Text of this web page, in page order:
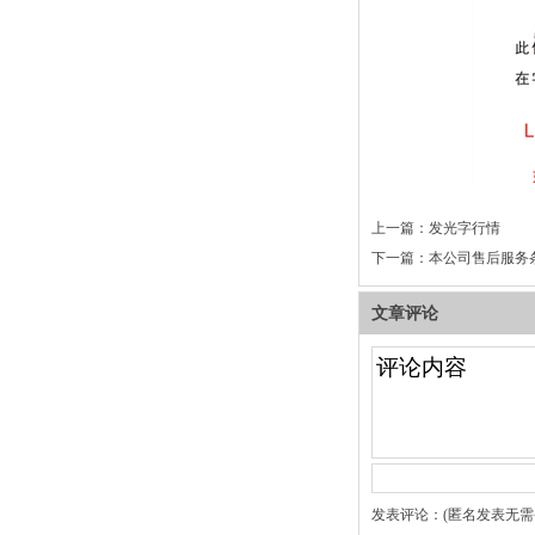
上一篇： 发光字行情
下一篇： 本公司售后服务
文章评论
发表评论：(匿名发表无